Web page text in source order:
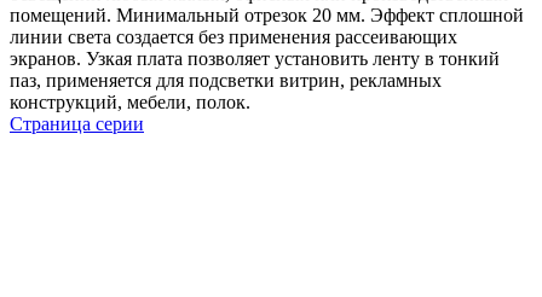
помещений. Минимальный отрезок 20 мм. Эффект сплошной
линии света создается без применения рассеивающих
экранов. Узкая плата позволяет установить ленту в тонкий
паз, применяется для подсветки витрин, рекламных
конструкций, мебели, полок.
Страница серии